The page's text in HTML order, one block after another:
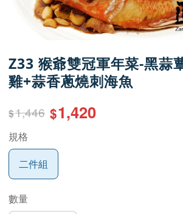
Z33 猴爺雙冠軍年菜-黑蒜
雞+蒜香蔥燒刺海魚
$1,446 $1,420
規格
二件組
數量